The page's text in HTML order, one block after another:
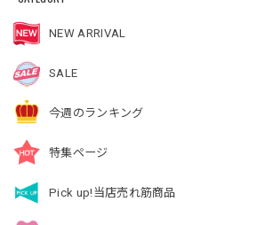
NEW ARRIVAL
SALE
今週のランキング
特集ページ
Pick up!当店売れ筋商品